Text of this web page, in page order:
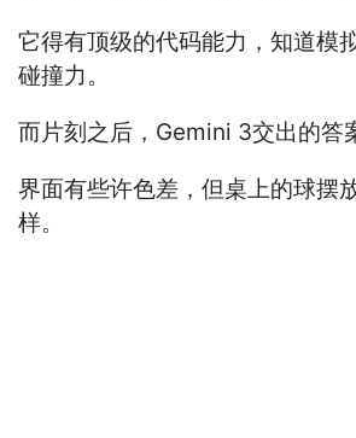
它得有顶级的代码能力，知道模
碰撞力。
而片刻之后，Gemini 3交出的答
界面有些许色差，但桌上的球摆
样。